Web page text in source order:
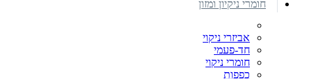
חומרי ניקיון ומזון
אביזרי ניקוי
חד-פעמי
חומרי ניקוי
כפפות